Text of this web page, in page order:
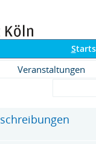
S
Veranstaltungen